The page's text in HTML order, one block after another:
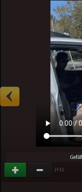
(+1)